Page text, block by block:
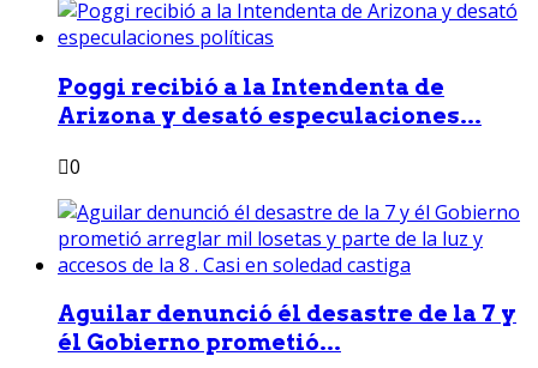
Poggi recibió a la Intendenta de
Arizona y desató especulaciones...
0
Aguilar denunció él desastre de la 7 y
él Gobierno prometió...